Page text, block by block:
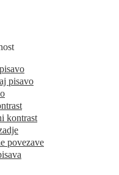
pisavo
kontrast
povezave